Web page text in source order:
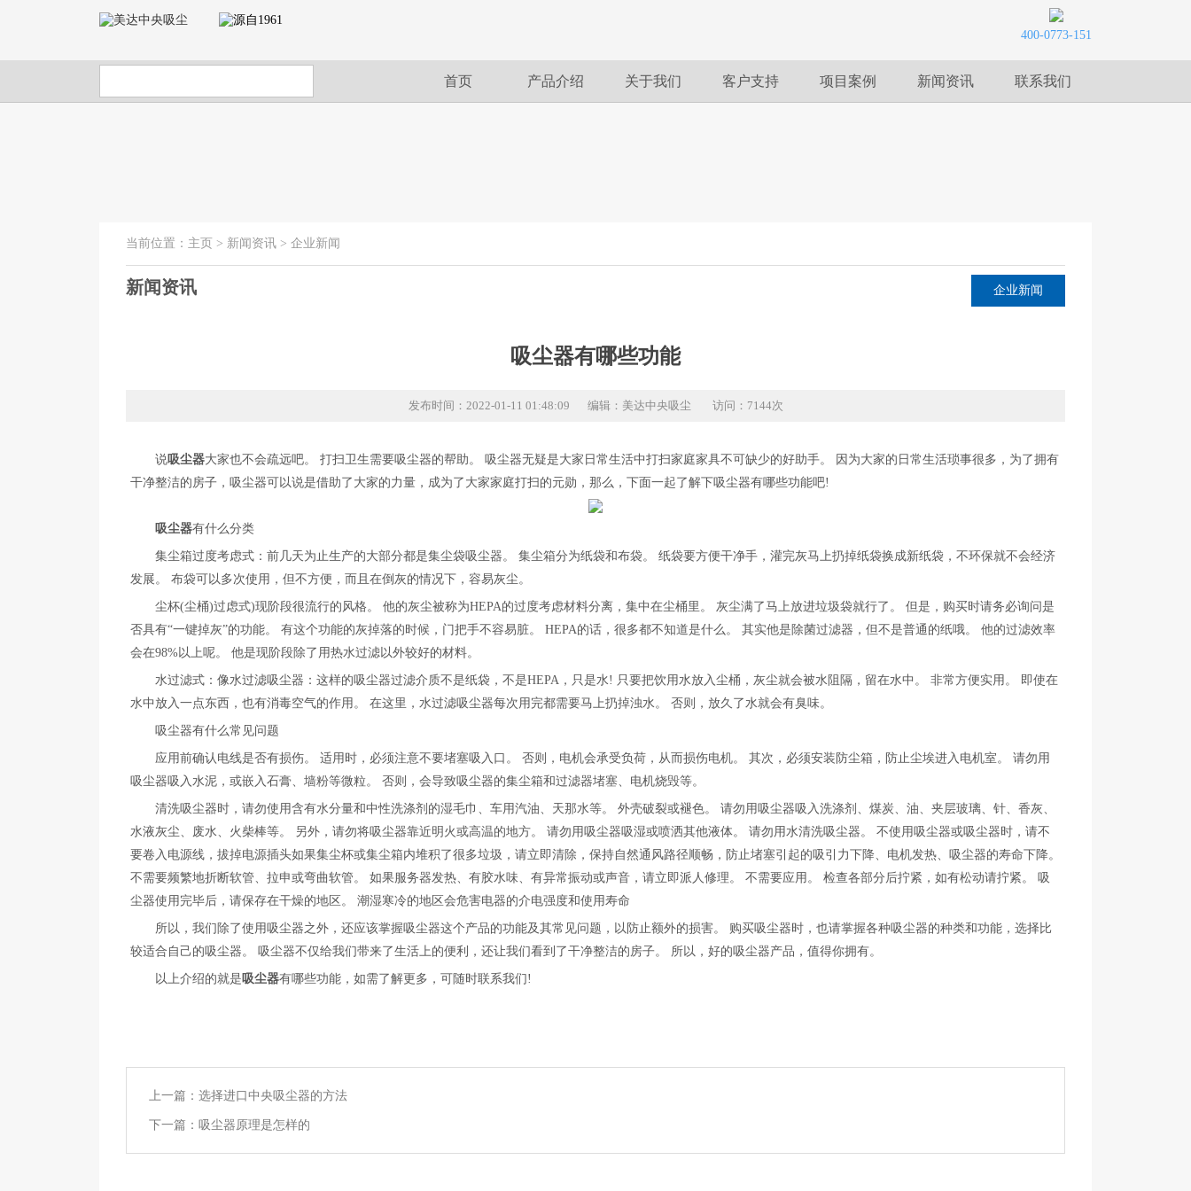
400-0773-151
首页 产品介绍 关于我们 客户支持 项目案例 新闻资讯 联系我们
当前位置： 主页 > 新闻资讯 > 企业新闻
企业新闻
新闻资讯
吸尘器有哪些功能
发布时间：2022-01-11 01:48:09 编辑：美达中央吸尘 访问：7144次
说吸尘器大家也不会疏远吧。 打扫卫生需要吸尘器的帮助。 吸尘器无疑是大家日常生活中打扫家庭家具不可缺少的好助手。 因为大家的日常生活琐事很多，为了拥有
干净整洁的房子，吸尘器可以说是借助了大家的力量，成为了大家家庭打扫的元勋，那么，下面一起了解下吸尘器有哪些功能吧!
吸尘器有什么分类
集尘箱过度考虑式：前几天为止生产的大部分都是集尘袋吸尘器。 集尘箱分为纸袋和布袋。 纸袋要方便干净手，灌完灰马上扔掉纸袋换成新纸袋，不环保就不会经济
发展。 布袋可以多次使用，但不方便，而且在倒灰的情况下，容易灰尘。
尘杯(尘桶)过虑式)现阶段很流行的风格。 他的灰尘被称为HEPA的过度考虑材料分离，集中在尘桶里。 灰尘满了马上放进垃圾袋就行了。 但是，购买时请务必询问是
否具有“一键掉灰”的功能。 有这个功能的灰掉落的时候，门把手不容易脏。 HEPA的话，很多都不知道是什么。 其实他是除菌过滤器，但不是普通的纸哦。 他的过滤效率
会在98%以上呢。 他是现阶段除了用热水过滤以外较好的材料。
水过滤式：像水过滤吸尘器：这样的吸尘器过滤介质不是纸袋，不是HEPA，只是水! 只要把饮用水放入尘桶，灰尘就会被水阻隔，留在水中。 非常方便实用。 即使在
水中放入一点东西，也有消毒空气的作用。 在这里，水过滤吸尘器每次用完都需要马上扔掉浊水。 否则，放久了水就会有臭味。
吸尘器有什么常见问题
应用前确认电线是否有损伤。 适用时，必须注意不要堵塞吸入口。 否则，电机会承受负荷，从而损伤电机。 其次，必须安装防尘箱，防止尘埃进入电机室。 请勿用
吸尘器吸入水泥，或嵌入石膏、墙粉等微粒。 否则，会导致吸尘器的集尘箱和过滤器堵塞、电机烧毁等。
清洗吸尘器时，请勿使用含有水分量和中性洗涤剂的湿毛巾、车用汽油、天那水等。 外壳破裂或褪色。 请勿用吸尘器吸入洗涤剂、煤炭、油、夹层玻璃、针、香灰、
水液灰尘、废水、火柴棒等。 另外，请勿将吸尘器靠近明火或高温的地方。 请勿用吸尘器吸湿或喷洒其他液体。 请勿用水清洗吸尘器。 不使用吸尘器或吸尘器时，请不
要卷入电源线，拔掉电源插头如果集尘杯或集尘箱内堆积了很多垃圾，请立即清除，保持自然通风路径顺畅，防止堵塞引起的吸引力下降、电机发热、吸尘器的寿命下降。
不需要频繁地折断软管、拉申或弯曲软管。 如果服务器发热、有胶水味、有异常振动或声音，请立即派人修理。 不需要应用。 检查各部分后拧紧，如有松动请拧紧。 吸
尘器使用完毕后，请保存在干燥的地区。 潮湿寒冷的地区会危害电器的介电强度和使用寿命
所以，我们除了使用吸尘器之外，还应该掌握吸尘器这个产品的功能及其常见问题，以防止额外的损害。 购买吸尘器时，也请掌握各种吸尘器的种类和功能，选择比
较适合自己的吸尘器。 吸尘器不仅给我们带来了生活上的便利，还让我们看到了干净整洁的房子。 所以，好的吸尘器产品，值得你拥有。
以上介绍的就是吸尘器有哪些功能，如需了解更多，可随时联系我们!
上一篇： 选择进口中央吸尘器的方法
下一篇： 吸尘器原理是怎样的